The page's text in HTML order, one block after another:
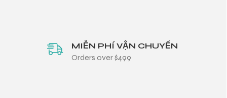
MIỄN PHÍ VẬN CHUYỂN
Orders over $499